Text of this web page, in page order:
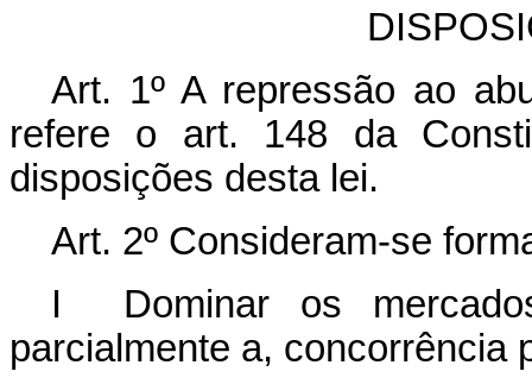
Art. 1º A repressão ao
refere o art. 148 da
disposições desta lei.
Art. 2º Consideram-se
I Dominar os
parcialmente a, concorrência